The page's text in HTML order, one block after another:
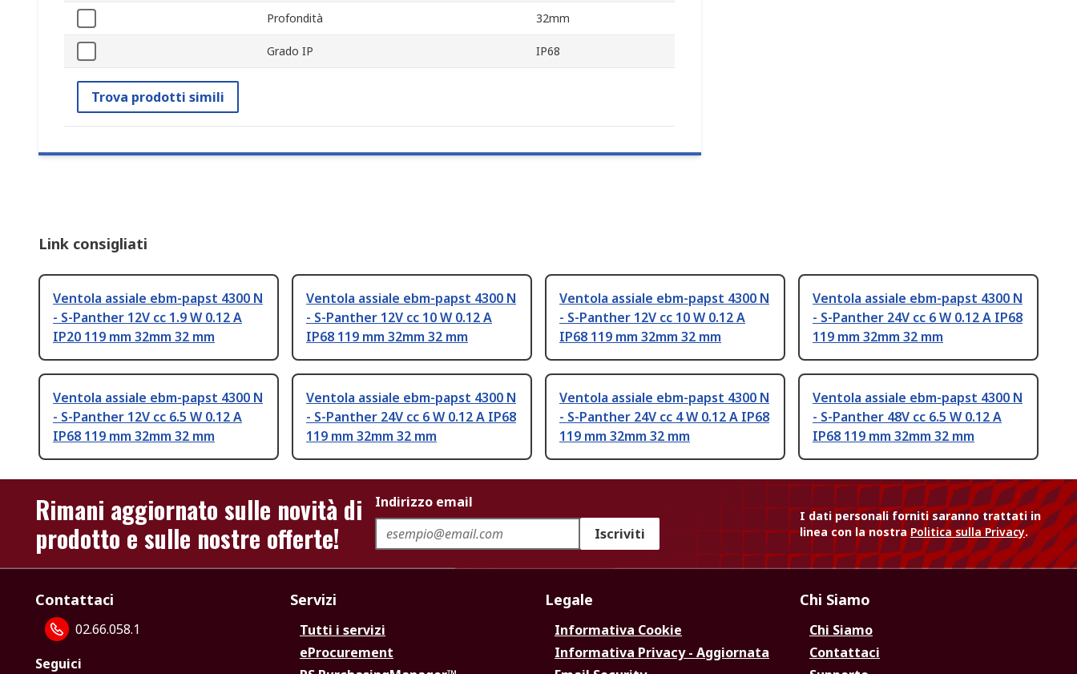
Profondità 32mm
Grado IP IP68
Trova prodotti simili
Link consigliati
Ventola assiale ebm-papst 4300 N
- S-Panther 12V cc 1.9 W 0.12 A
IP20 119 mm 32mm 32 mm
Ventola assiale ebm-papst 4300 N
- S-Panther 12V cc 10 W 0.12 A
IP68 119 mm 32mm 32 mm
Ventola assiale ebm-papst 4300 N
- S-Panther 12V cc 10 W 0.12 A
IP68 119 mm 32mm 32 mm
Ventola assiale ebm-papst 4300 N
- S-Panther 24V cc 6 W 0.12 A IP68
119 mm 32mm 32 mm
Ventola assiale ebm-papst 4300 N
- S-Panther 12V cc 6.5 W 0.12 A
IP68 119 mm 32mm 32 mm
Ventola assiale ebm-papst 4300 N
- S-Panther 24V cc 6 W 0.12 A IP68
119 mm 32mm 32 mm
Ventola assiale ebm-papst 4300 N
- S-Panther 24V cc 4 W 0.12 A IP68
119 mm 32mm 32 mm
Ventola assiale ebm-papst 4300 N
- S-Panther 48V cc 6.5 W 0.12 A
IP68 119 mm 32mm 32 mm
Rimani aggiornato sulle novità di
prodotto e sulle nostre offerte!
Indirizzo email
Iscriviti
I dati personali forniti saranno trattati in
linea con la nostraPolitica sulla Privacy.
Contattaci
02.66.058.1
Seguici
Servizi
Tutti i servizi
eProcurement
Legale
Informativa Cookie
Informativa Privacy - Aggiornata
Chi Siamo
Chi Siamo
Contattaci